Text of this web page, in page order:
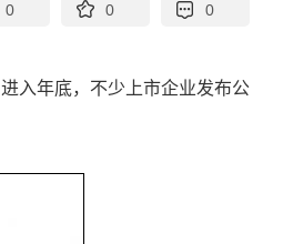
0 0 0
入年底，不少上市企业发布公